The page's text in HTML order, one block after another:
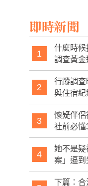
即時新聞
1
什麼時候
調查黃金
2
行蹤調查
與住宿紀
3
懷疑伴侶
社前必
4
她不是疑
案」逼到
下篇：